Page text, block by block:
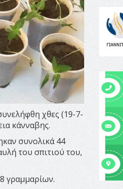
χθες (19-7-
κάνναβης.
συνολικά 44
του σπιτιού του,
γραμμαρίων.